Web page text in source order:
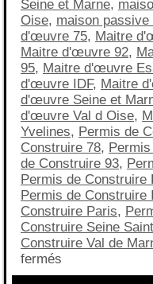
Seine et Marne,
Oise, maison passive
d'œuvre 75, Maitre
Maitre d'œuvre 92,
95, Maitre d'œuvre
d'œuvre IDF, Maitre
d'œuvre Seine et
d'œuvre Val d Oise,
Yvelines, Permis de
Construire 78,
de Construire 93,
Permis de Construire
Permis de Construire
Construire Paris,
Construire Seine
Construire Val de
fermés